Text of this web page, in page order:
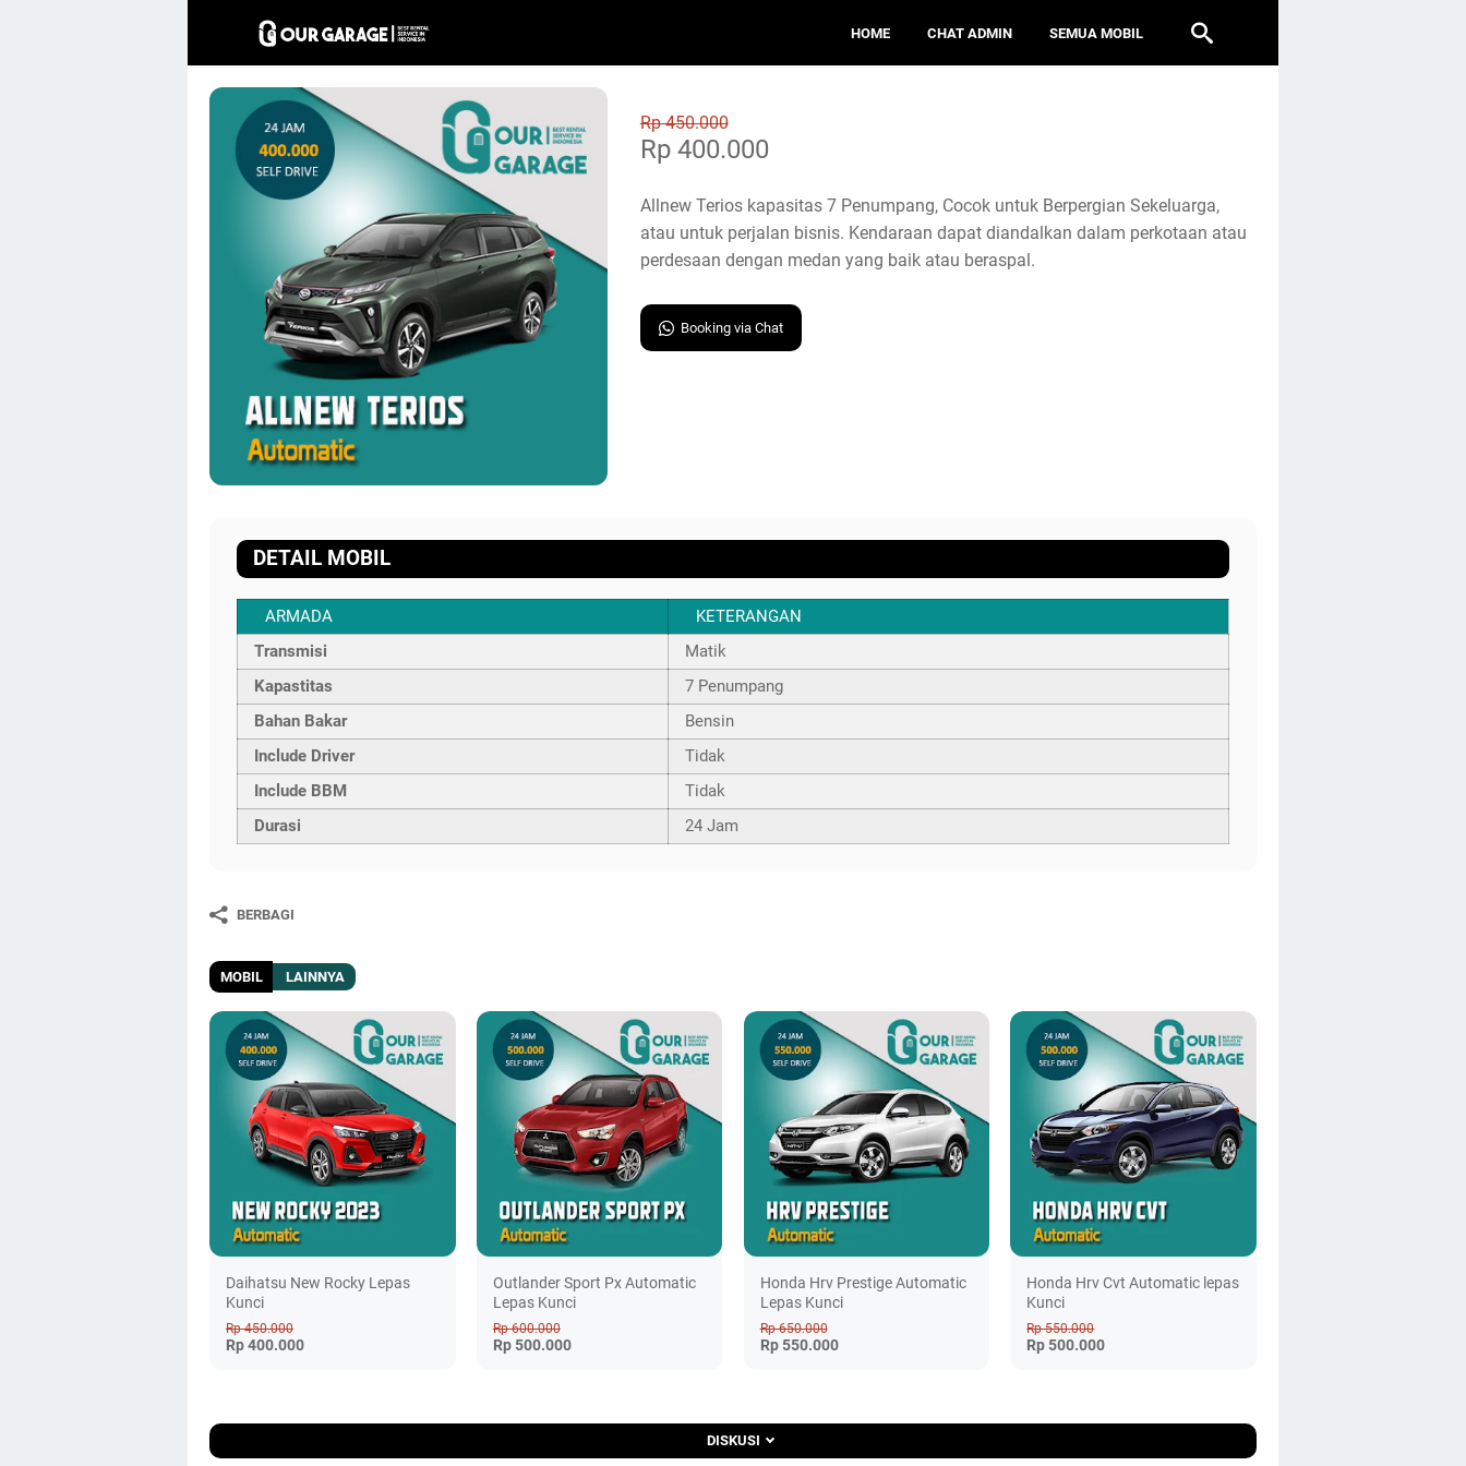
HOME CHAT ADMIN SEMUA MOBIL
Rp 450.000
Rp 400.000
Allnew Terios kapasitas 7 Penumpang, Cocok untuk Berpergian Sekeluarga,
atau untuk perjalan bisnis. Kendaraan dapat diandalkan dalam perkotaan atau
perdesaan dengan medan yang baik atau beraspal.
Booking via Chat
DETAIL MOBIL
ARMADA
KETERANGAN
Transmisi
Matik
Kapastitas
7 Penumpang
Bahan Bakar
Bensin
Include Driver
Tidak
Include BBM
Tidak
Durasi
24 Jam
BERBAGI
MOBIL LAINNYA
Daihatsu New Rocky Lepas
Kunci
Rp 450.000
Rp 400.000
Outlander Sport Px Automatic
Lepas Kunci
Rp 600.000
Rp 500.000
Honda Hrv Prestige Automatic
Lepas Kunci
Rp 650.000
Rp 550.000
Honda Hrv Cvt Automatic lepas
Kunci
Rp 550.000
Rp 500.000
DISKUSI